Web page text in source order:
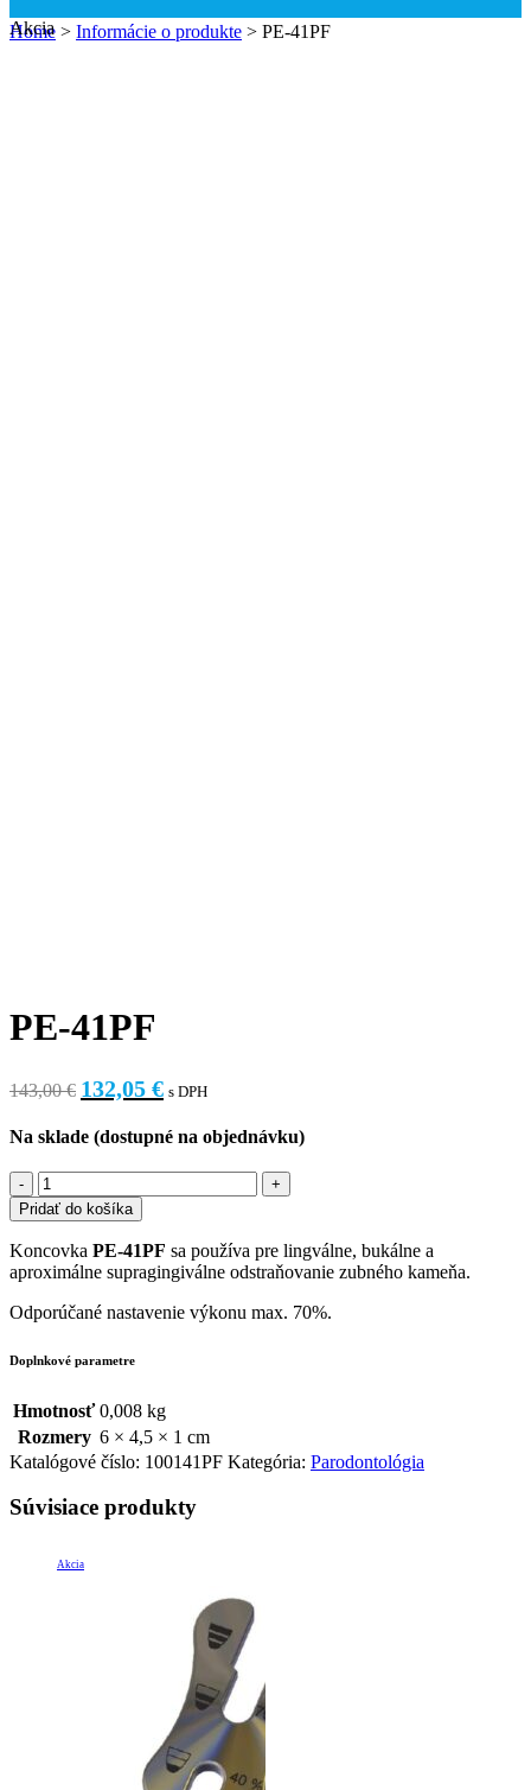
Home > Informácie o produkte > PE-41PF
Akcia
PE-41PF
143,00€ 132,05 € s DPH
Na sklade (dostupné na objednávku)
Pridať do košíka
Koncovka PE-41PF sa používa pre lingválne, bukálne a
aproximálne supragingiválne odstraňovanie zubného kameňa.
Odporúčané nastavenie výkonu max. 70%.
Doplnkové parametre
Hmotnosť 0,008 kg
Rozmery 6 × 4,5 × 1 cm
Katalógové číslo: 100141PF Kategória: Parodontológia
Súvisiace produkty
Akcia